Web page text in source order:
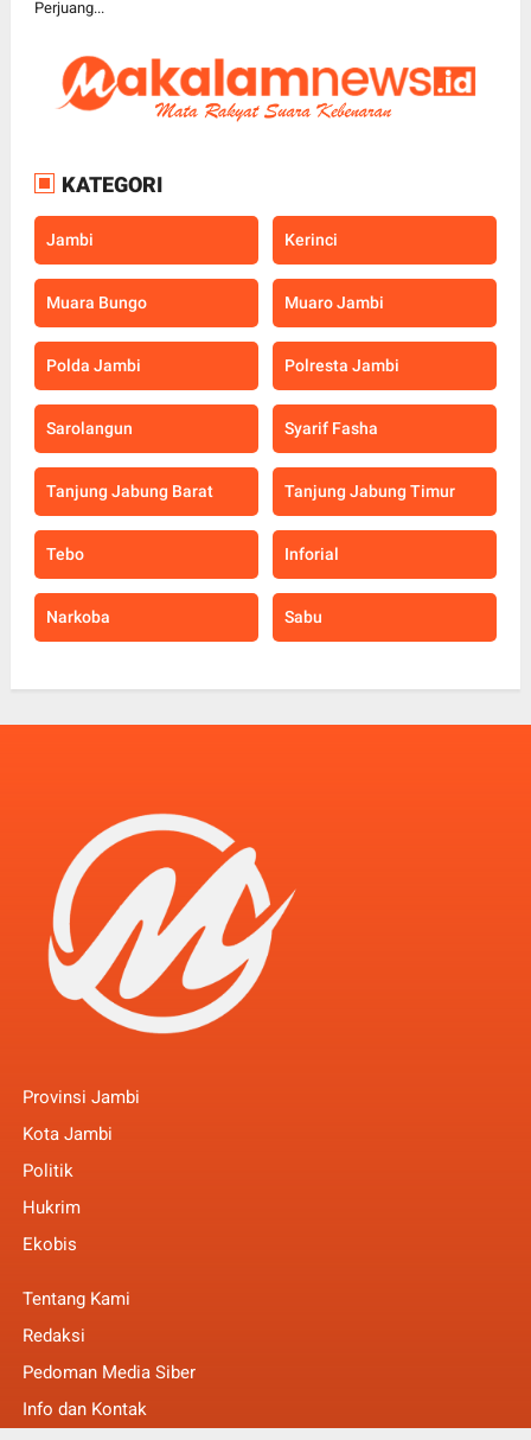
Perjuang...
KATEGORI
Jambi Kerinci
Muara Bungo Muaro Jambi
Polda Jambi Polresta Jambi
Sarolangun Syarif Fasha
Tanjung Jabung Barat Tanjung Jabung Timur
Tebo Inforial
Narkoba Sabu
Provinsi Jambi
Kota Jambi
Politik
Hukrim
Ekobis
Tentang Kami
Redaksi
Pedoman Media Siber
Info dan Kontak